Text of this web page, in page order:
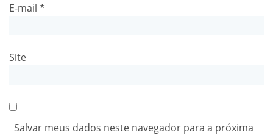
E-mail *
Site
Salvar meus dados neste navegador para a próxima